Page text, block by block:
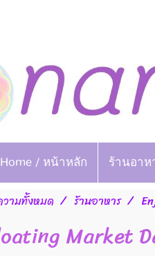
Home / หน้าหลัก ร้านอาห
ามทั้งหมด ร้านอาหาร
Market